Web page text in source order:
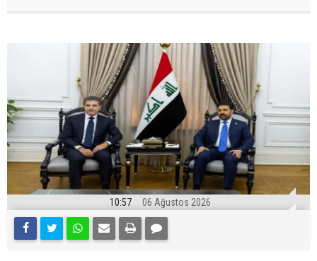
10:57 06 Ağustos 2026